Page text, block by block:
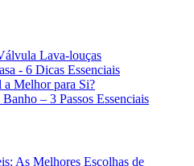
Lava-louças
- 6 Dicas Essenciais
a Melhor para Si?
– 3 Passos Essenciais
As Melhores Escolhas de